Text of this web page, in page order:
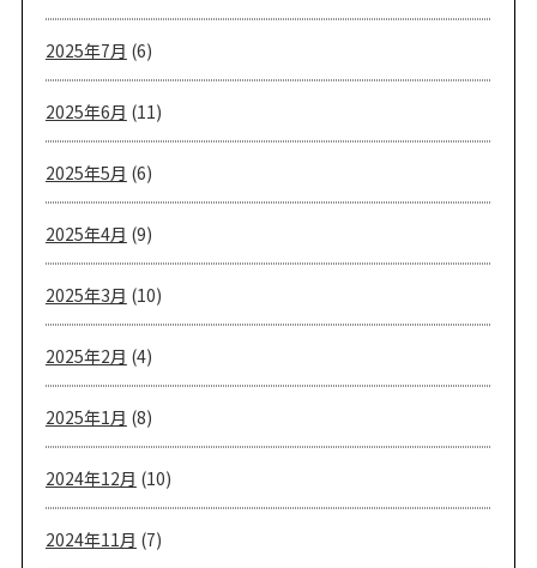
2025年7月 (6)
2025年6月 (11)
2025年5月 (6)
2025年4月 (9)
2025年3月 (10)
2025年2月 (4)
2025年1月 (8)
2024年12月 (10)
2024年11月 (7)